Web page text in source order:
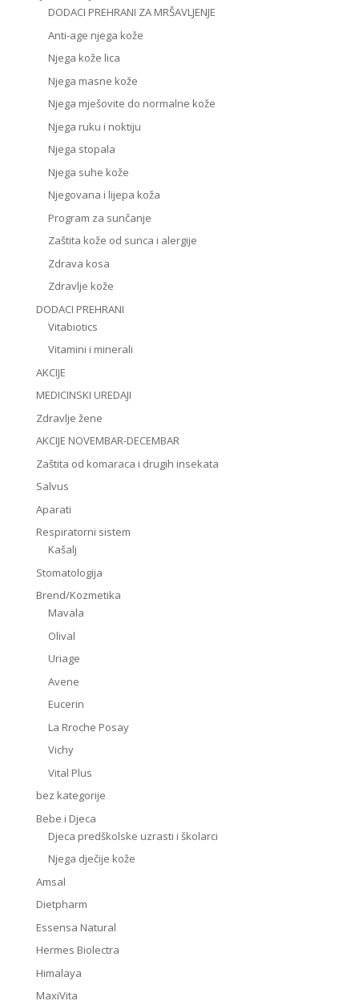
DODACI PREHRANI ZA MRŠAVLJENJE
Anti-age njega kože
Njega kože lica
Njega masne kože
Njega mješovite do normalne kože
Njega ruku i noktiju
Njega stopala
Njega suhe kože
Njegovana i lijepa koža
Program za sunčanje
Zaštita kože od sunca i alergije
Zdrava kosa
Zdravlje kože
DODACI PREHRANI
Vitabiotics
Vitamini i minerali
AKCIJE
MEDICINSKI UREDAJI
Zdravlje žene
AKCIJE NOVEMBAR-DECEMBAR
Zaštita od komaraca i drugih insekata
Salvus
Aparati
Respiratorni sistem
Kašalj
Stomatologija
Brend/Kozmetika
Mavala
Olival
Uriage
Avene
Eucerin
La Rroche Posay
Vichy
Vital Plus
bez kategorije
Bebe i Djeca
Djeca predškolske uzrasti i školarci
Njega dječije kože
Amsal
Dietpharm
Essensa Natural
Hermes Biolectra
Himalaya
MaxiVita